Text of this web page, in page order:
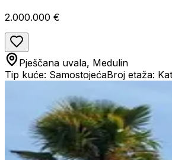
2.000.000 €
Pješčana uvala, Medulin
Tip kuće: SamostojećaBroj etaža: